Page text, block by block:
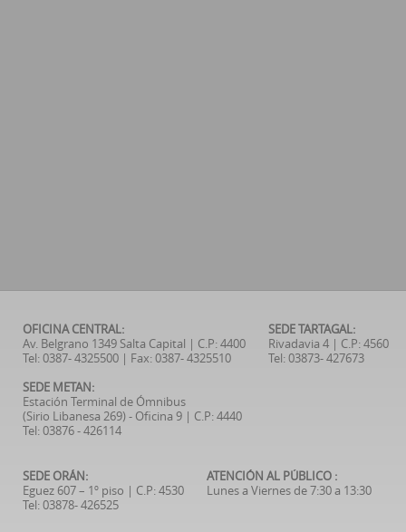
OFICINA CENTRAL:
Av. Belgrano 1349 Salta Capital | C.P: 4400
Tel: 0387- 4325500 | Fax: 0387- 4325510
SEDE METAN:
Estación Terminal de Ómnibus
(Sirio Libanesa 269) - Oficina 9 | C.P: 4440
Tel: 03876 - 426114
SEDE TARTAGAL:
Rivadavia 4 | C.P: 4560
Tel: 03873- 427673
SEDE ORÁN:
Eguez 607 – 1º piso | C.P: 4530
Tel: 03878- 426525
ATENCIÓN AL PÚBLICO :
Lunes a Viernes de 7:30 a 13:30